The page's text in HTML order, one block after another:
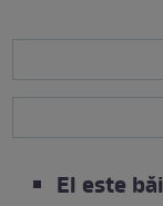
El este